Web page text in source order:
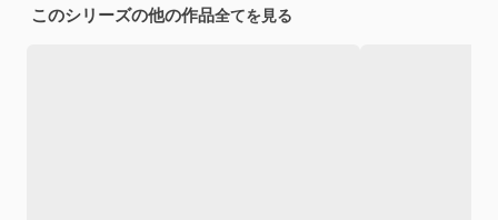
このシリーズの他の作品全てを見る